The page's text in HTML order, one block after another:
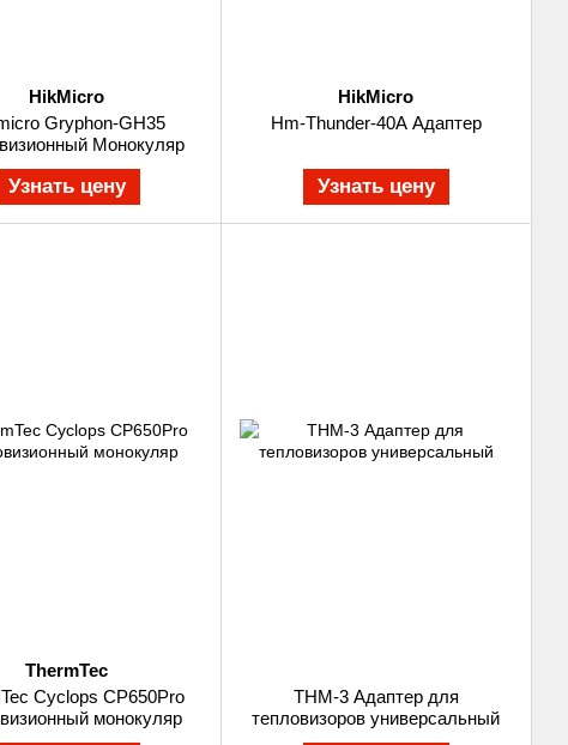
HikMicro
Gryphon-GH35
Монокуляр
Узнать цену
HikMicro
Hm-Thunder-40A Адаптер
Узнать цену
ThermTec
Cyclops CP650Pro
монокуляр
THM-3 Адаптер для
тепловизоров универсальный